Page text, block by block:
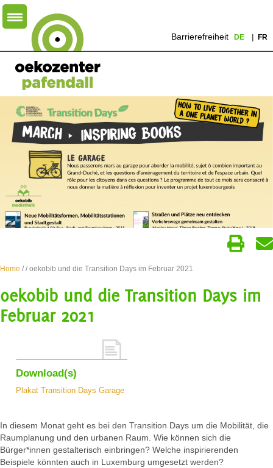
Barrierefreiheit DE FR
Home // oekobib und die Transition Days im Februar 2021
oekobib und die Transition Days im
Februar 2021
Download(s)
Plakat Transition Days Garage
In diesem Monat geht es bei den Transition Days um die Mobilität, die
Raumplanung und den urbanen Raum. Wie können sich die
Bürger*innen gestalterisch einbringen? Welche inspirierenden
Beispiele könnten auch in Luxemburg umgesetzt werden?